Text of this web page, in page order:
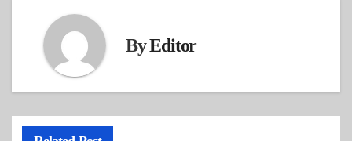
ByEditor